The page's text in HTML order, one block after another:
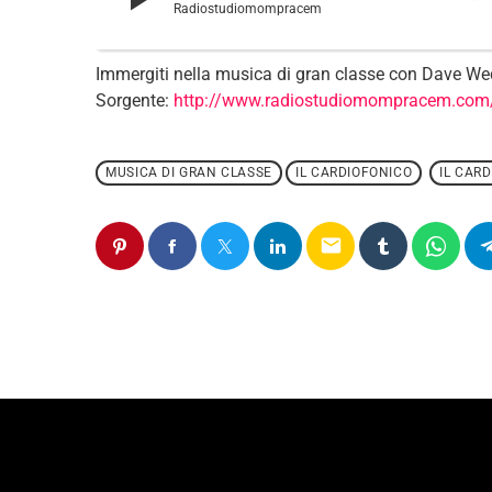
Radiostudiomompracem
Immergiti nella musica di gran classe con Dave
Sorgente: http://
MUSICA DI GRAN CLASSE IL CARDIOFONICO IL
email